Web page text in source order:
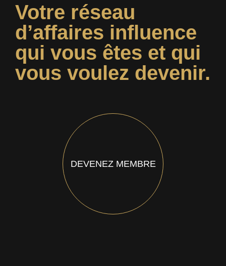
Votre réseau
d’affaires influence
qui vous êtes et qui
vous voulez devenir.
DEVENEZ MEMBRE